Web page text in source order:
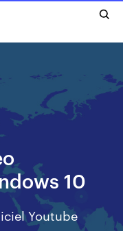
10
Youtube